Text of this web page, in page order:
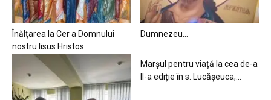
Înălțarea la Cer a Domnului
nostru Iisus Hristos
Dumnezeu…
Marșul pentru viață la cea de-a
II-a ediție în s. Lucășeuca,...